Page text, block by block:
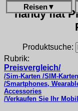
Reisen▼
handy flat
Produktsuche:
Rubrik:
Preisvergleich/
/Sim-Karten /SIM-Karten
/Smartphones,
Accessories
/Verkaufen Sie Ihr